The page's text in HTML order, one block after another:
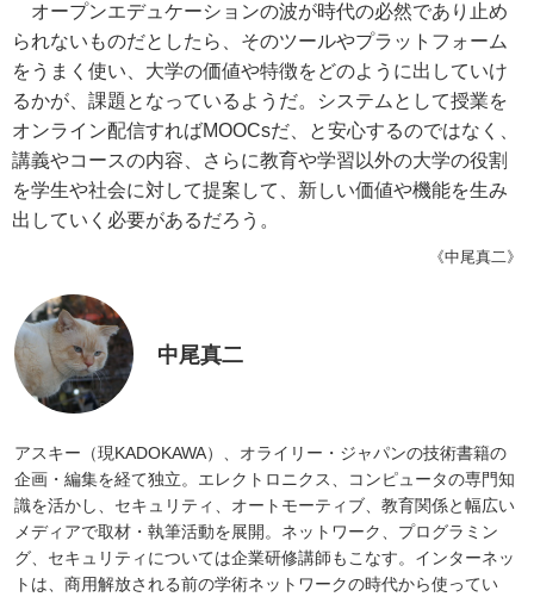
オープンエデュケーションの波が時代の必然であり止め
られないものだとしたら、そのツールやプラットフォーム
をうまく使い、大学の価値や特徴をどのように出していけ
るかが、課題となっているようだ。システムとして授業を
オンライン配信すればMOOCsだ、と安心するのではなく、
講義やコースの内容、さらに教育や学習以外の大学の役割
を学生や社会に対して提案して、新しい価値や機能を生み
出していく必要があるだろう。
《中尾真二》
中尾真二
アスキー（現KADOKAWA）、オライリー・ジャパンの技術書籍の
企画・編集を経て独立。エレクトロニクス、コンピュータの専門知
識を活かし、セキュリティ、オートモーティブ、教育関係と幅広い
メディアで取材・執筆活動を展開。ネットワーク、プログラミン
グ、セキュリティについては企業研修講師もこなす。インターネッ
トは、商用解放される前の学術ネットワークの時代から使ってい